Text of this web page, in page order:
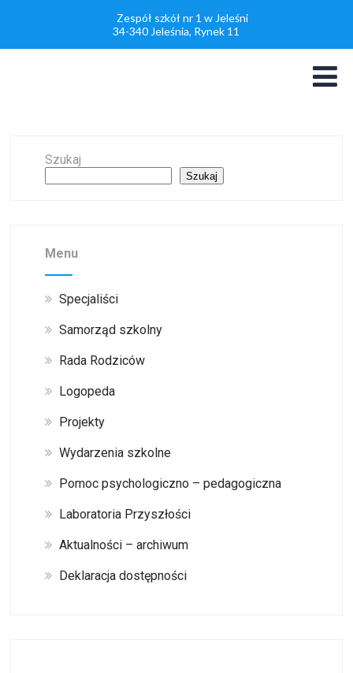
Zespół szkół nr 1 w Jeleśni
34-340 Jeleśnia, Rynek 11
Szukaj
Szukaj
Menu
Specjaliści
Samorząd szkolny
Rada Rodziców
Logopeda
Projekty
Wydarzenia szkolne
Pomoc psychologiczno – pedagogiczna
Laboratoria Przyszłości
Aktualności – archiwum
Deklaracja dostępności